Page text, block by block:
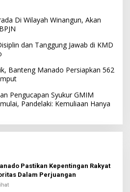
Di Wilayah Winangun, Akan
dan Tanggung Jawab di KMD
Banteng Manado Persiapkan 562
Pengucapan Syukur GMIM
Pandelaki: Kemuliaan Hanya
Pastikan Kepentingan Rakyat
Dalam Perjuangan